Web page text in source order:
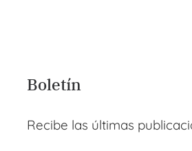
Boletín
Recibe las últimas